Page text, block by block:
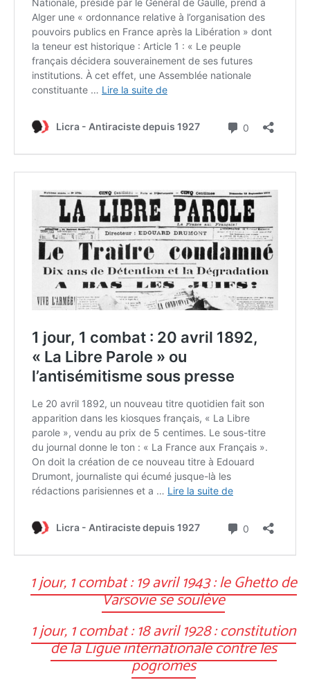
1 jour, 1 combat : 19 avril 1943 : le Ghetto de
Varsovie se soulève
1 jour, 1 combat : 18 avril 1928 : constitution
de la Ligue internationale contre les
pogromes